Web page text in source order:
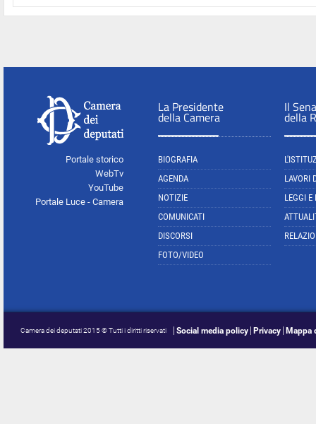
Portale storico
WebTv
YouTube
Portale Luce - Camera
La Presidente
della Camera
BIOGRAFIA
AGENDA
NOTIZIE
COMUNICATI
DISCORSI
FOTO/VIDEO
Il
della
LAVORI
LEGGI E
Camera dei deputati 2015 © Tutti i diritti riservati Social media policy Privacy Mappa